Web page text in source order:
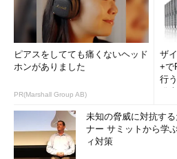
ピアスをしてても痛くないヘッド
ホンがありました
PR(Marshall Group AB)
ザ
+で
行
未知の脅威に対抗す
ナー サミットから学
ィ対策